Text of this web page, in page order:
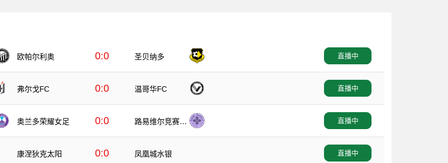
欧帕尔利奥 0:0 圣贝纳多 直播中
弗尔戈FC 0:0 温哥华FC 直播中
奥兰多荣耀女足 0:0
路易维尔竞赛女
直播中
康涅狄克太阳 0:0 凤凰城水银 直播中